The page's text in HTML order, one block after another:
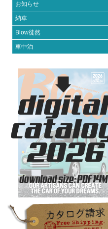
お知らせ
納車
Blow徒然
車中泊